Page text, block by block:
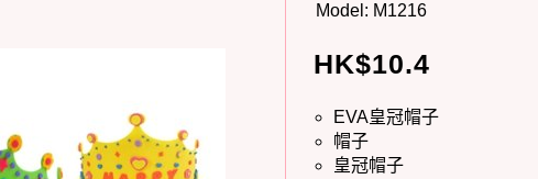
Model: M1216
HK$10.4
EVA皇冠帽子
帽子
皇冠帽子